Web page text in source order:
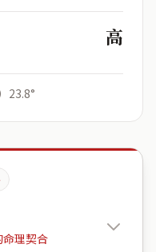
高
23.8°
理契合